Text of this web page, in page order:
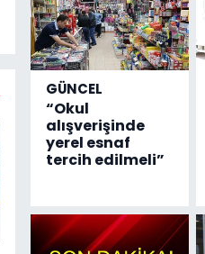
GÜNCEL
“Okul
alışverişinde
yerel esnaf
tercih edilmeli”